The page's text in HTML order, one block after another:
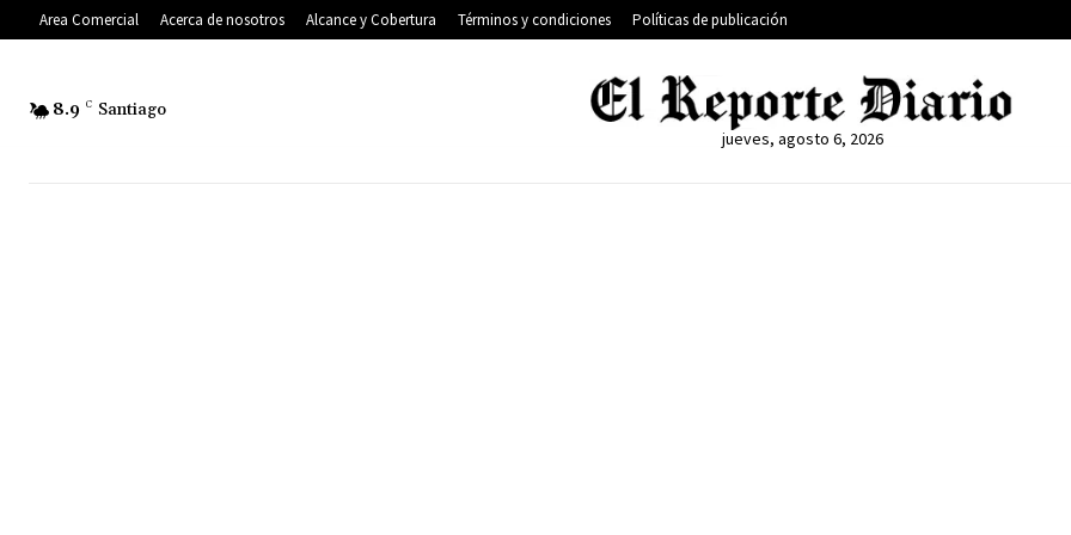
Area Comercial Acerca de nosotros Alcance y Cobertura Términos y condiciones Políticas de publicación
8.9 C Santiago
jueves, agosto 6, 2026